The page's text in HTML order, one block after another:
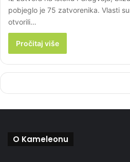
pobjeglo je 75 zatvorenika. Vlasti
otvorili…
Pročitaj više
O Kameleonu